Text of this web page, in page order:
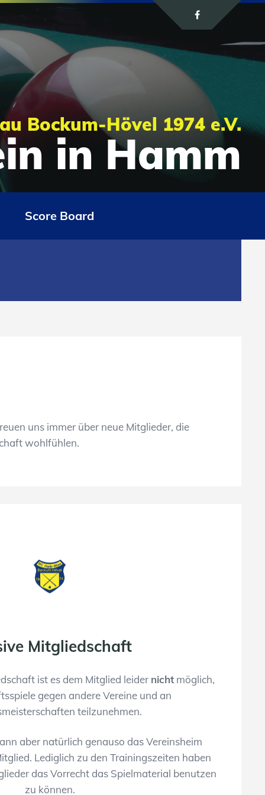
Bockum-Hövel 1974 e.V.
in Hamm
Score Board
uns immer über neue Mitglieder, die
wohlfühlen.
Mitgliedschaft
ist es dem Mitglied leider nichtmöglich,
gegen andere Vereine und an
teilzunehmen.
aber natürlich genauso das Vereinsheim
Lediglich zu den Trainingszeiten haben
das Vorrecht das Spielmaterial benutzen
zu können.